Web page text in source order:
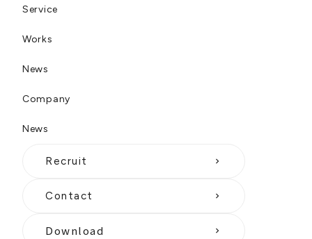
Service
Works
News
Company
News
Recruit keyboard_arrow_right
Contact keyboard_arrow_right
Download keyboard_arrow_right